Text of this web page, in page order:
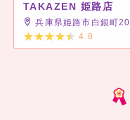
TAKAZEN 姫路店
兵庫県姫路市白銀町
4.8